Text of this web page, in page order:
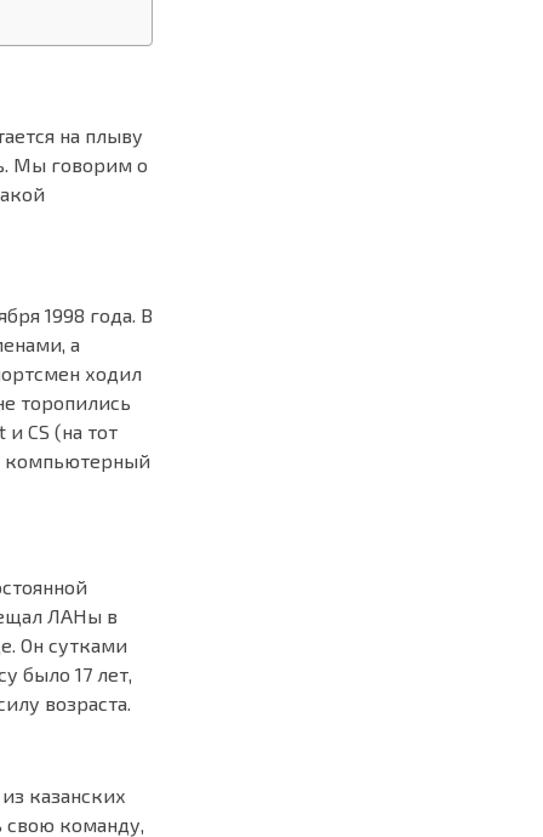
на плыву
Мы говорим о
1998 года. В
а
ходил
торопились
CS (на тот
компьютерный
ЛАНы в
Он сутками
было 17 лет,
возраста.
казанских
свою команду,